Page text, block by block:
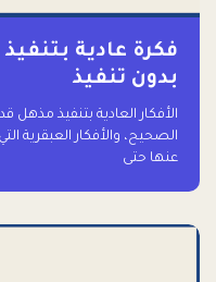
فكرة عادية
بدون تنفيذ
الأفكار العادية بتنفيذ مذهل
الصحيح، والأفكار العبقرية
عنها حتى